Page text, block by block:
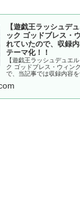
【遊戯王ラッシュデ
ック ゴッドブレス・
れていたので、収録
テーマ化！！
【遊戯王ラッシュデュエ
ク ゴッドブレス・ウィン
で、当記事では収録内容
候補に挙げております。